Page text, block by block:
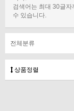
검색어는 최대 30글
수 있습니다.
전체분류
상품정렬